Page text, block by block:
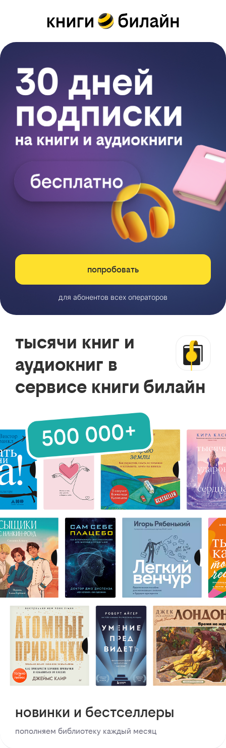
попробовать
для абонентов всех операторов
тысячи книг и
аудиокниг в
сервисе книги билайн
новинки и бестселлеры
пополняем библиотеку каждый месяц